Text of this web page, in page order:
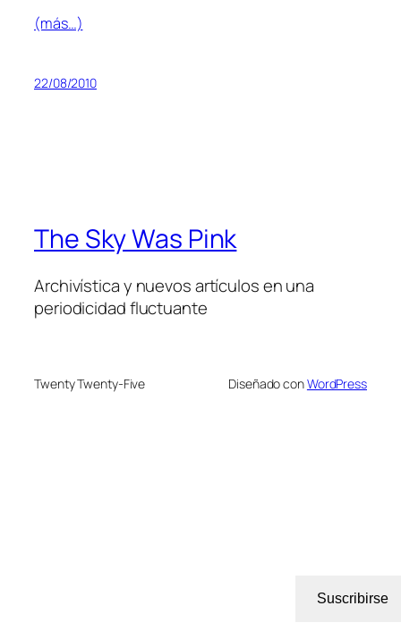
(más…)
22/08/2010
The Sky Was Pink
Archivística y nuevos artículos en una
periodicidad fluctuante
Twenty Twenty-Five Diseñado conWordPress
Suscribirse